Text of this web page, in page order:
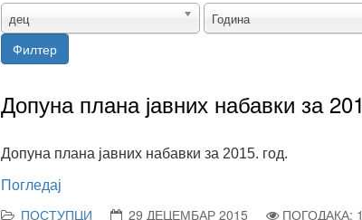
дец Година
Филтер
Допуна плана јавних набавки за
Допуна плана јавних набавки за 2015. год.
Погледај
ПОСТУПЦИ 29 ДЕЦЕМБАР 2015 ПОГОДАКА: